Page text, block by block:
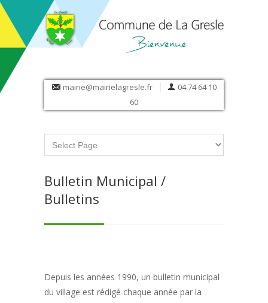
mairie@mairielagresle.fr
04 74 64 10
60
Bulletin Municipal /
Bulletins
Depuis les années 1990, un bulletin municipal
du village est rédigé chaque année par la